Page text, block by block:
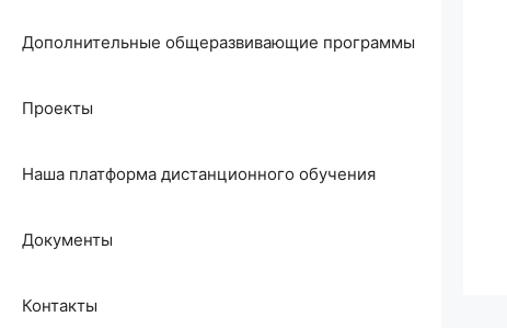
Дополнительные общеразвивающие программы
Проекты
Наша платформа дистанционного обучения
Документы
Контакты